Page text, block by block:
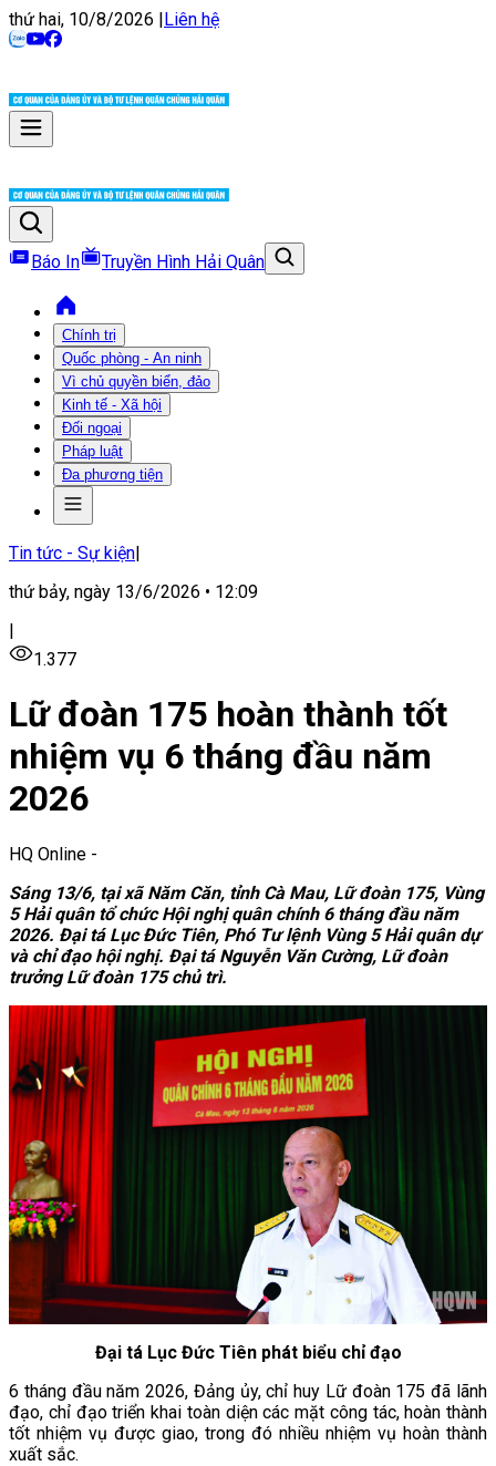
thứ hai, 10/8/2026 |Liên hệ
Báo In Truyền Hình Hải Quân
Chính trị
Quốc phòng - An ninh
Vì chủ quyền biển, đảo
Kinh tế - Xã hội
Đối ngoại
Pháp luật
Đa phương tiện
Tin tức - Sự kiện|
thứ bảy, ngày 13/6/2026 • 12:09
|
1.377
Lữ đoàn 175 hoàn thành tốt
nhiệm vụ 6 tháng đầu năm
2026
HQ Online -
Sáng 13/6, tại xã Năm Căn, tỉnh Cà Mau, Lữ đoàn 175, Vùng
5 Hải quân tổ chức Hội nghị quân chính 6 tháng đầu năm
2026. Đại tá Lục Đức Tiên, Phó Tư lệnh Vùng 5 Hải quân dự
và chỉ đạo hội nghị. Đại tá Nguyễn Văn Cường, Lữ đoàn
trưởng Lữ đoàn 175 chủ trì.
Đại tá Lục Đức Tiên phát biểu chỉ đạo
6 tháng đầu năm 2026, Đảng ủy, chỉ huy Lữ đoàn 175 đã lãnh
đạo, chỉ đạo triển khai toàn diện các mặt công tác, hoàn thành
tốt nhiệm vụ được giao, trong đó nhiều nhiệm vụ hoàn thành
xuất sắc.